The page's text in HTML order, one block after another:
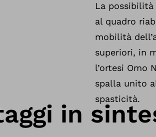
La
al quadro
mobilità
superiori, in
l’ortesi Omo
spalla unito
spasticità.
in